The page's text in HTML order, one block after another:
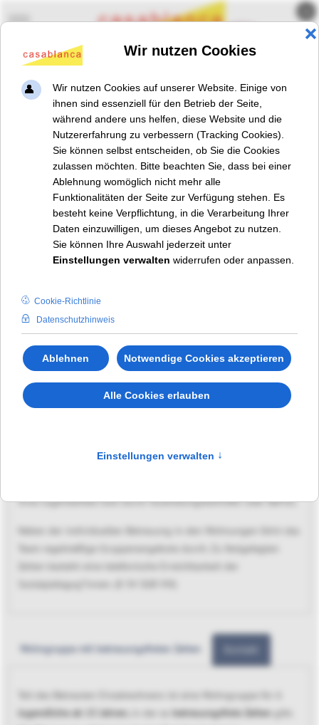
Mobile Menu Toggle
Betreutes Einzelwohnen /
Jugendwohngruppe
Betreutes Einzelwohnen Kontakt
In mehreren trägereigenen Ein- bis Zweizimmerwohnungen
können wir bis zu 22Jugendliche ab 15 Jahrenaufnehmen und
sozialpädagogisch betreuen. Das Büro der Betreuer:innen ist die
zentrale Anlaufstelle und befindet sich am Helmholtzplatz in
Prenzlauer Berg - die Wohnungen befinden sich im direkten
Die jungen Menschen werden im Rahmen einer Hilfe zur
individuell zuständigen Jugendamt, das auch Kostenträger ist,
festgestellt. Die Hilfe erfolgt auf Basis eines regelmäßig
reflektierten Hilfeplanes.
Der Umfang der Hilfe in Form wöchentlicherBetreuungsstunden
untergebrachten jungen Menschen erhalten Hilfe zum
ihres Jugendamtes bzw. durch Ausbildungsbeihilfen oder BaFöG.
Neben der individuellen Betreuung in den Wohnungen führt das
Team regelmäßige Gruppenangebote durch. Zu festgelegten
Sozialpädagog*innen. (§ 34 SGB VIII)
Wohngruppe mit betreuungsfreien Zeiten
Teil des Betreuten Einzelwohnens ist eine Wohngruppe für 6
Jugendliche ab 15 Jahren
betreuungsfreie Zeiten